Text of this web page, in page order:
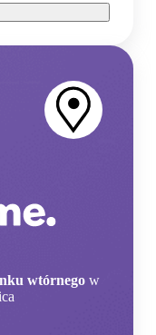
wtórnego w